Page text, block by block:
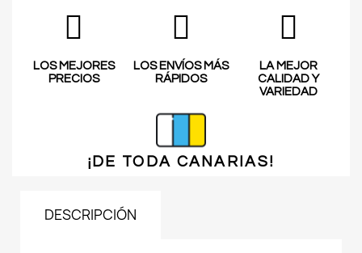
LOS MEJORES
PRECIOS
LOS ENVÍOS MÁS
RÁPIDOS
LA MEJOR
CALIDAD Y
VARIEDAD
¡DE TODA CANARIAS!
DESCRIPCIÓN